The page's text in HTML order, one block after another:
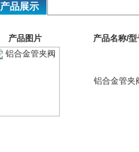
产品展示
产品图片 产品名称/型
铝合金管夹